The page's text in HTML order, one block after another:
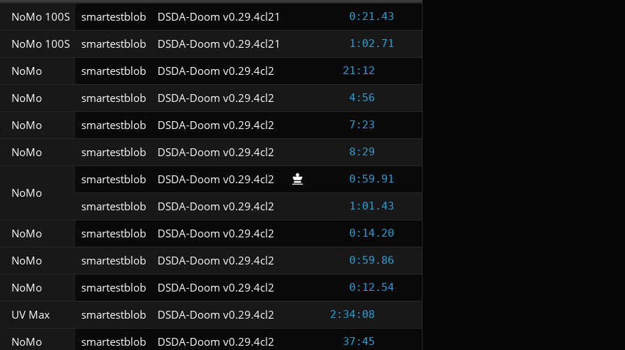
NoMo 100S smartestblob DSDA-Doom v0.29.4cl21 0:21.43
NoMo 100S smartestblob DSDA-Doom v0.29.4cl21 1:02.71
NoMo smartestblob DSDA-Doom v0.29.4cl2 21:12
NoMo smartestblob DSDA-Doom v0.29.4cl2 4:56
NoMo smartestblob DSDA-Doom v0.29.4cl2 7:23
NoMo smartestblob DSDA-Doom v0.29.4cl2 8:29
NoMo
smartestblob DSDA-Doom v0.29.4cl2 0:59.91
smartestblob DSDA-Doom v0.29.4cl2 1:01.43
NoMo smartestblob DSDA-Doom v0.29.4cl2 0:14.20
NoMo smartestblob DSDA-Doom v0.29.4cl2 0:59.86
NoMo smartestblob DSDA-Doom v0.29.4cl2 0:12.54
UV Max smartestblob DSDA-Doom v0.29.4cl2 2:34:08
NoMo smartestblob DSDA-Doom v0.29.4cl2 37:45